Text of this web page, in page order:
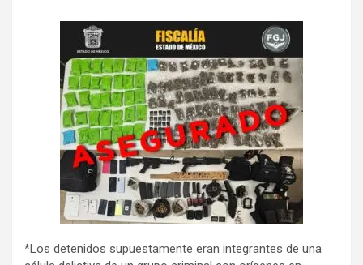
*Los detenidos supuestamente eran integrantes de una